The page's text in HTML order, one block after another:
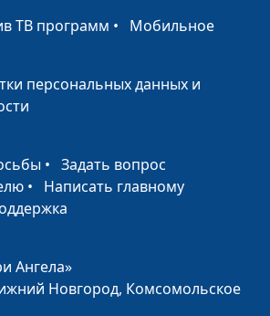
священнослужитель
священнослужитель
Владимир Пехтерев,
священнослужитель
ТВ программ • Мобильное
персональных данных и
• Задать вопрос
• Написать главному
Ангела»
Новгород, Комсомольское